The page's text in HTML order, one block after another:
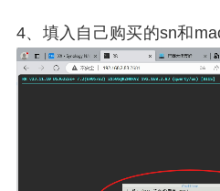
4、填入自己购买的sn和